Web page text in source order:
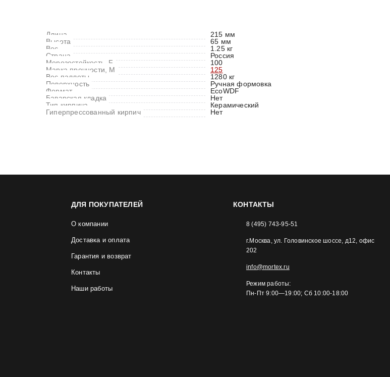
Длина
215 мм
Высота
65 мм
Вес
1.25 кг
Страна
Россия
Морозостойкость, F
100
Марка прочности, M
125
Вес паллеты
1280 кг
Поверхность
Ручная формовка
Формат
EcoWDF
Баварская кладка
Нет
Тип кирпича
Керамический
Гиперпрессованный кирпич
Нет
ДЛЯ ПОКУПАТЕЛЕЙ
О компании
Доставка и оплата
Гарантия и возврат
Контакты
Наши работы
КОНТАКТЫ
8 (495) 743-95-51
г.Москва, ул. Головинское шоссе, д12, офис
202
info@mortex.ru
Режим работы:
Пн-Пт 9:00—19:00; Сб 10:00-18:00